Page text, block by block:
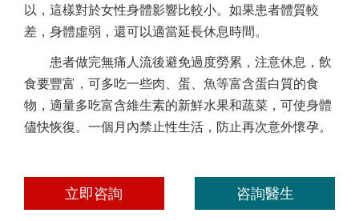
以，這樣對於女性身體影響比較小。如果患者體質較
差，身體虛弱，還可以適當延長休息時間。
患者做完無痛人流後避免過度勞累，注意休息，飲
食要豐富，可多吃一些肉、蛋、魚等富含蛋白質的食
物，適量多吃富含維生素的新鮮水果和蔬菜，可使身體
儘快恢復。一個月內禁止性生活，防止再次意外懷孕。
立即咨詢 咨詢醫生